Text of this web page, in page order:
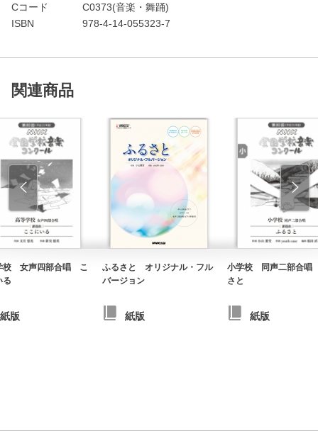
Cコード
C0373(音楽・舞踊)
ISBN
978-4-14-055323-7
関連商品
校 女声四部合唱 こ
る
紙版
ふるさと オリジナル・フル
バージョン
紙版
小学校 同声二部合唱
さと
紙版